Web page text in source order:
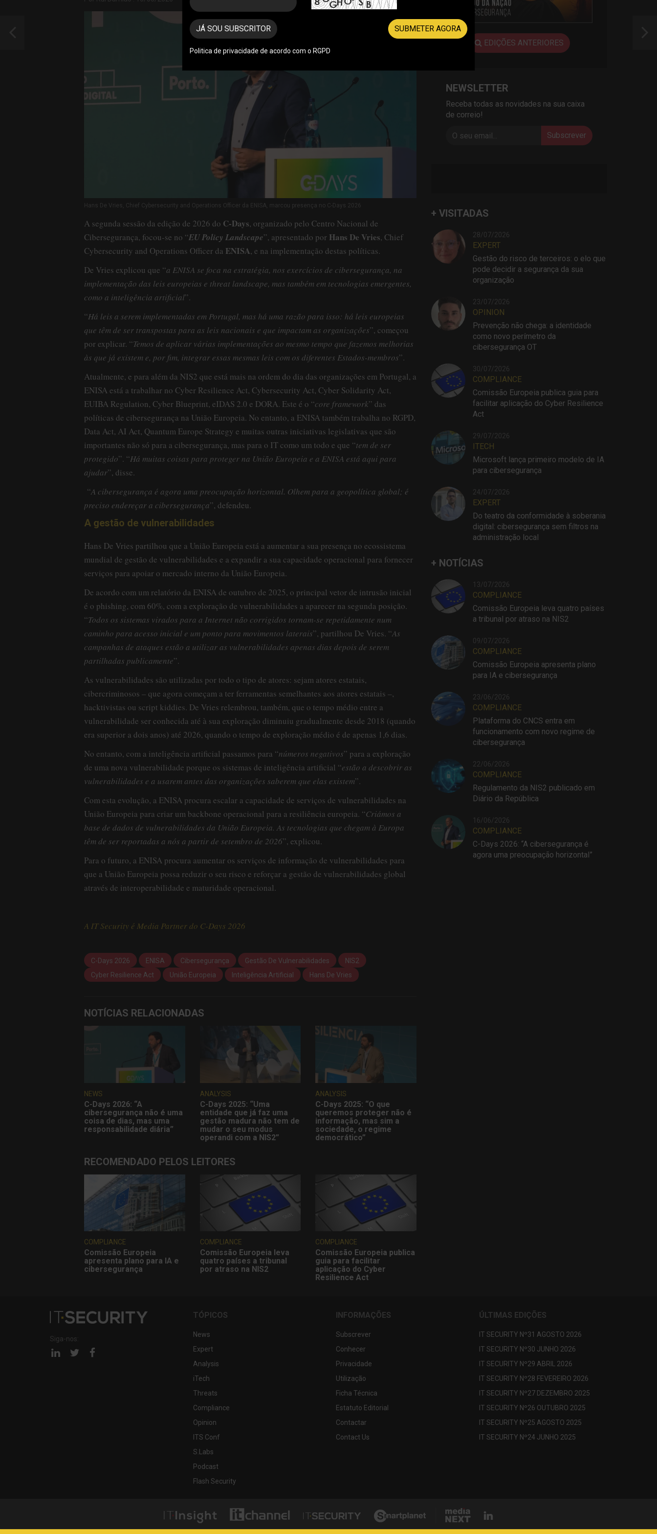
Hans De Vries, Chief Cybersecurity and Operations Officer da ENISA, marcou presença no C-Days 2026
A segunda sessão da edição de 2026 do C-Days, organizado pelo Centro Nacional de
Cibersegurança, focou-se no “EU Policy Landscape”, apresentado por Hans De Vries, Chief
Cybersecurity and Operations Officer da ENISA, e na implementação destas políticas.
De Vries explicou que “a ENISA se foca na estratégia, nos exercícios de cibersegurança, na
implementação das leis europeias e threat landscape, mas também em tecnologias emergentes,
como a inteligência artificial”.
“Há leis a serem implementadas em Portugal, mas há uma razão para isso: há leis europeias
que têm de ser transpostas para as leis nacionais e que impactam as organizações”, começou
por explicar. “Temos de aplicar várias implementações ao mesmo tempo que fazemos melhorias
às que já existem e, por fim, integrar essas mesmas leis com os diferentes Estados-membros”.
Atualmente, e para além da NIS2 que está mais na ordem do dia das organizações em Portugal, a
ENISA está a trabalhar no Cyber Resilience Act, Cybersecurity Act, Cyber Solidarity Act,
EUIBA Regulation, Cyber Blueprint, eIDAS 2.0 e DORA. Este é o “core framework” das
políticas de cibersegurança na União Europeia. No entanto, a ENISA também trabalha no RGPD,
Data Act, AI Act, Quantum Europe Strategy e muitas outras iniciativas legislativas que são
importantes não só para a cibersegurança, mas para o IT como um todo e que “tem de ser
protegido”. “Há muitas coisas para proteger na União Europeia e a ENISA está aqui para
ajudar”, disse.
“A cibersegurança é agora uma preocupação horizontal. Olhem para a geopolítica global; é
preciso endereçar a cibersegurança”, defendeu.
A gestão de vulnerabilidades
Hans De Vries partilhou que a União Europeia está a aumentar a sua presença no ecossistema
mundial de gestão de vulnerabilidades e a expandir a sua capacidade operacional para fornecer
serviços para apoiar o mercado interno da União Europeia.
De acordo com um relatório da ENISA de outubro de 2025, o principal vetor de intrusão inicial
é o phishing, com 60%, com a exploração de vulnerabilidades a aparecer na segunda posição.
“Todos os sistemas virados para a Internet não corrigidos tornam-se repetidamente num
caminho para acesso inicial e um ponto para movimentos laterais”, partilhou De Vries. “As
campanhas de ataques estão a utilizar as vulnerabilidades apenas dias depois de serem
partilhadas publicamente”.
As vulnerabilidades são utilizadas por todo o tipo de atores: sejam atores estatais,
cibercriminosos – que agora começam a ter ferramentas semelhantes aos atores estatais –,
hacktivistas ou script kiddies. De Vries relembrou, também, que o tempo médio entre a
vulnerabilidade ser conhecida até à sua exploração diminuiu gradualmente desde 2018 (quando
era superior a dois anos) até 2026, quando o tempo de exploração médio é de apenas 1,6 dias.
No entanto, com a inteligência artificial passamos para “números negativos” para a exploração
de uma nova vulnerabilidade porque os sistemas de inteligência artificial “estão a descobrir as
vulnerabilidades e a usarem antes das organizações saberem que elas existem”.
Com esta evolução, a ENISA procura escalar a capacidade de serviços de vulnerabilidades na
União Europeia para criar um backbone operacional para a resiliência europeia. “Criámos a
base de dados de vulnerabilidades da União Europeia. As tecnologias que chegam à Europa
têm de ser reportadas a nós a partir de setembro de 2026”, explicou.
Para o futuro, a ENISA procura aumentar os serviços de informação de vulnerabilidades para
que a União Europeia possa reduzir o seu risco e reforçar a gestão de vulnerabilidades global
através de interoperabilidade e maturidade operacional.
A IT Security é Media Partner do C-Days 2026
C-Days 2026 ENISA Cibersegurança Gestão De Vulnerabilidades
NIS2
Cyber Resilience Act
União Europeia Inteligência Artificial Hans De Vries
NOTÍCIAS RELACIONADAS
NEWS
C-Days 2026: “A
cibersegurança não é uma
coisa de dias, mas uma
responsabilidade diária”
ANALYSIS
C-Days 2025: “Uma
entidade que já faz uma
gestão madura não tem de
mudar o seu modus
operandi com a NIS2”
ANALYSIS
C-Days 2025: “O que
queremos proteger não é
informação, mas sim a
sociedade, o regime
democrático”
RECOMENDADO PELOS LEITORES
COMPLIANCE
Comissão Europeia
apresenta plano para IA e
cibersegurança
COMPLIANCE
Comissão Europeia leva
quatro países a tribunal
por atraso na NIS2
COMPLIANCE
Comissão Europeia publica
guia para facilitar
aplicação do Cyber
Resilience Act
EDIÇÕES ANTERIORES
NEWSLETTER
Receba todas as novidades na sua caixa
de correio!
Subscrever
+ VISITADAS
28/07/2026
EXPERT
Gestão do risco de terceiros: o elo que
pode decidir a segurança da sua
organização
23/07/2026
OPINION
Prevenção não chega: a identidade
como novo perímetro da
cibersegurança OT
30/07/2026
COMPLIANCE
Comissão Europeia publica guia para
facilitar aplicação do Cyber Resilience
Act
29/07/2026
ITECH
Microsoft lança primeiro modelo de IA
para cibersegurança
24/07/2026
EXPERT
Do teatro da conformidade à soberania
digital: cibersegurança sem filtros na
administração local
+ NOTÍCIAS
13/07/2026
COMPLIANCE
Comissão Europeia leva quatro países
a tribunal por atraso na NIS2
09/07/2026
COMPLIANCE
Comissão Europeia apresenta plano
para IA e cibersegurança
23/06/2026
COMPLIANCE
Plataforma do CNCS entra em
funcionamento com novo regime de
cibersegurança
22/06/2026
COMPLIANCE
Regulamento da NIS2 publicado em
Diário da República
16/06/2026
COMPLIANCE
C-Days 2026: “A cibersegurança é
agora uma preocupação horizontal”
Siga-nos:
Página Página
TÓPICOS
News
Expert
Analysis
iTech
Threats
Compliance
Opinion
ITS Conf
S.Labs
Podcast
Flash Security
INFORMAÇÕES
Subscrever
Conhecer
Privacidade
Utilização
Ficha Técnica
Estatuto Editorial
Contactar
Contact Us
ÚLTIMAS EDIÇÕES
IT SECURITY Nº31 AGOSTO 2026
IT SECURITY Nº30 JUNHO 2026
IT SECURITY Nº29 ABRIL 2026
IT SECURITY Nº28 FEVEREIRO 2026
IT SECURITY Nº27 DEZEMBRO 2025
IT SECURITY Nº26 OUTUBRO 2025
IT SECURITY Nº25 AGOSTO 2025
IT SECURITY Nº24 JUNHO 2025
JÁ SOU SUBSCRITOR SUBMETER AGORA
Politica de privacidade de acordo com o RGPD